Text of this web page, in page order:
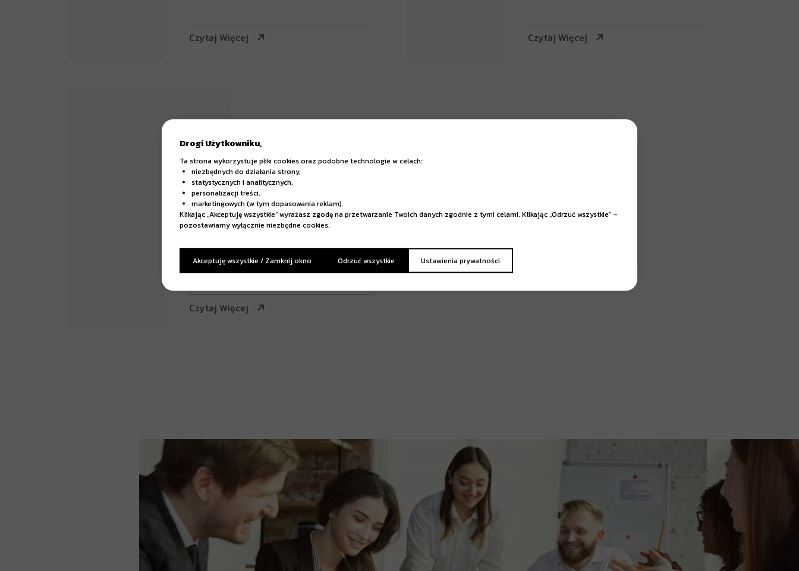
Czytaj Więcej Czytaj Więcej
ParagraphAI
Czytaj Więcej
Drogi Użytkowniku,
Ta strona wykorzystuje pliki cookies oraz podobne technologie w celach:
niezbędnych do działania strony,
statystycznych i analitycznych,
personalizacji treści,
marketingowych (w tym dopasowania reklam).
Klikając „Akceptuję wszystkie” wyrażasz zgodę na przetwarzanie Twoich danych zgodnie z tymi celami. Klikając „Odrzuć wszystkie” –
pozostawiamy wyłącznie niezbędne cookies.
Akceptuję wszystkie / Zamknij okno Odrzuć wszystkie Ustawienia prywatności